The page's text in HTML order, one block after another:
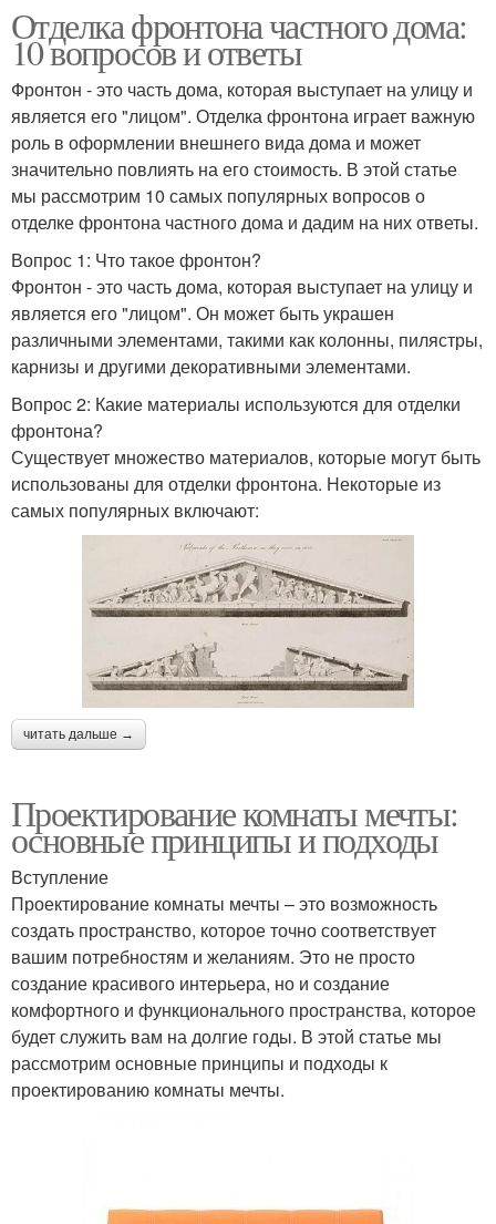
Отделка фронтона частного дома:
10 вопросов и ответы
Фронтон - это часть дома, которая выступает на улицу и
является его "лицом". Отделка фронтона играет важную
роль в оформлении внешнего вида дома и может
значительно повлиять на его стоимость. В этой статье
мы рассмотрим 10 самых популярных вопросов о
отделке фронтона частного дома и дадим на них ответы.
Вопрос 1: Что такое фронтон?
Фронтон - это часть дома, которая выступает на улицу и
является его "лицом". Он может быть украшен
различными элементами, такими как колонны, пилястры,
карнизы и другими декоративными элементами.
Вопрос 2: Какие материалы используются для отделки
фронтона?
Существует множество материалов, которые могут быть
использованы для отделки фронтона. Некоторые из
самых популярных включают:
читать дальше →
Проектирование комнаты мечты:
основные принципы и подходы
Вступление
Проектирование комнаты мечты – это возможность
создать пространство, которое точно соответствует
вашим потребностям и желаниям. Это не просто
создание красивого интерьера, но и создание
комфортного и функционального пространства, которое
будет служить вам на долгие годы. В этой статье мы
рассмотрим основные принципы и подходы к
проектированию комнаты мечты.